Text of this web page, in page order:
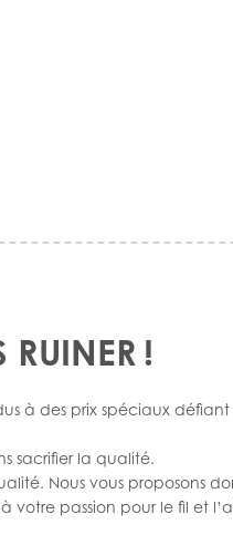
RUINER !
à des prix spéciaux
sacrifier la qualité.
Nous vous proposons
votre passion pour le fil et